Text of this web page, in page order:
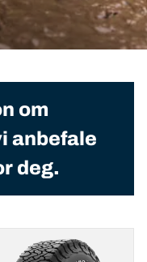
om
anbefale
deg.